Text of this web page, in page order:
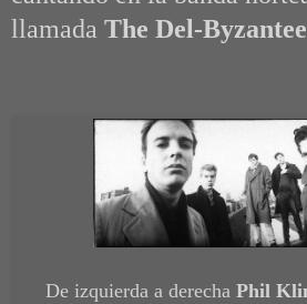
llamada The Del-
De izquierda a derecha Phil